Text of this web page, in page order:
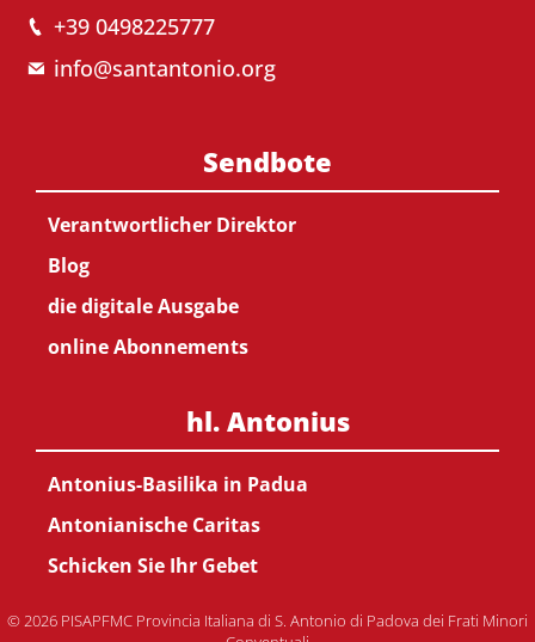
+39 0498225777
info@santantonio.org
Sendbote
Verantwortlicher Direktor
Blog
die digitale Ausgabe
online Abonnements
hl. Antonius
Antonius-Basilika in Padua
Antonianische Caritas
Schicken Sie Ihr Gebet
© 2026 PISAPFMC Provincia Italiana di S. Antonio di Padova dei Frati Minori